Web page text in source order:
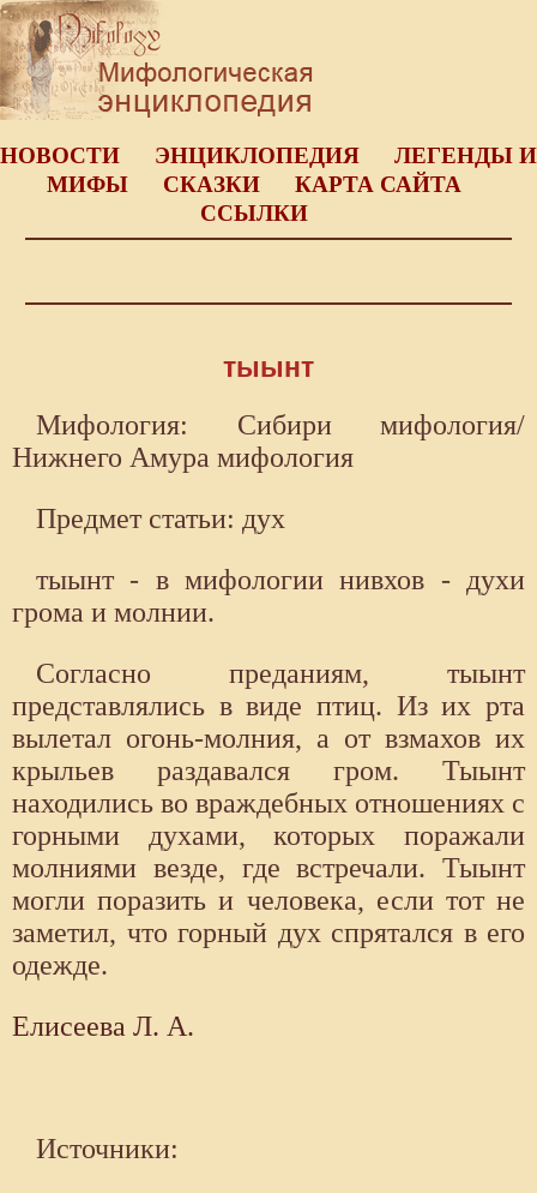
НОВОСТИ ЭНЦИКЛОПЕДИЯ
ЛЕГЕНДЫ И
МИФЫ
СКАЗКИ
КАРТА САЙТА
ССЫЛКИ
тыынт
Мифология: Сибири мифология/
Нижнего Амура мифология
Предмет статьи: дух
тыынт - в мифологии нивхов - духи
грома и молнии.
Согласно преданиям, тыынт
представлялись в виде птиц. Из их рта
вылетал огонь-молния, а от взмахов их
крыльев раздавался гром. Тыынт
находились во враждебных отношениях с
горными духами, которых поражали
молниями везде, где встречали. Тыынт
могли поразить и человека, если тот не
заметил, что горный дух спрятался в его
одежде.
Елисеева Л. А.
Источники: